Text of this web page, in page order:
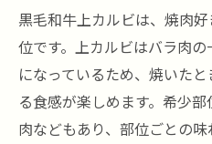
黒毛和牛上カルビは、焼肉
位です。上カルビはバラ肉
になっているため、焼いた
る食感が楽しめます。希少
肉などもあり、部位ごとの